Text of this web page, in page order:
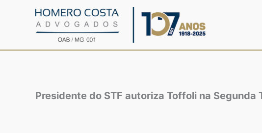
Presidente do STF autoriza Toffoli na Segunda